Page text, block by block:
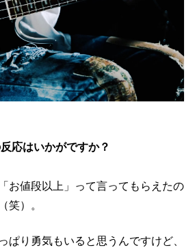
応はいかがですか？
お値段以上」って言ってもらえたの
笑）。
ぱり勇気もいると思うんですけど、